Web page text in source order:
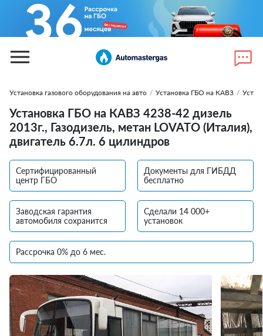
Установка газового оборудования на авто / Установка ГБО на КАВЗ /
Установка ГБО на КАВЗ 4238-42 дизель
2013г., Газодизель, метан LOVATO (Италия),
двигатель 6.7л. 6 цилиндров
Сертифицированный
центр ГБО
Документы для ГИБДД
бесплатно
Заводская гарантия
автомобиля сохранится
Сделали 14 000+
установок
Рассрочка 0% до 6 мес.